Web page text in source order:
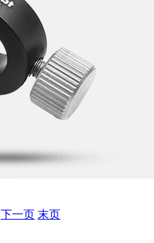
下一页 末页